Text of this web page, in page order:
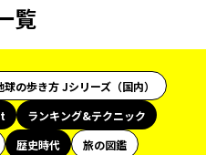
覧
球の歩き方 Jシリーズ（国内）
ランキング&テクニック
歴史時代
旅の図鑑